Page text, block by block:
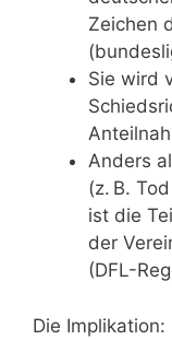
Zeichen
Sie wird
Anders
(z. B.
ist die
der
(DFL-
Die